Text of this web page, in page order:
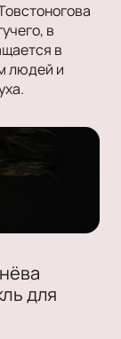
в
в
людей и
для